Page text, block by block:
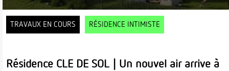
TRAVAUX EN COURS RÉSIDENCE INTIMISTE
Résidence CLE DE SOL | Un nouvel air arrive à